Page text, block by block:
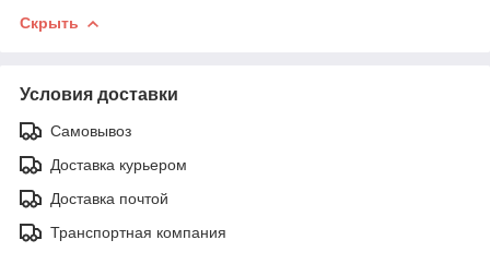
Скрыть
Условия доставки
Самовывоз
Доставка курьером
Доставка почтой
Транспортная компания